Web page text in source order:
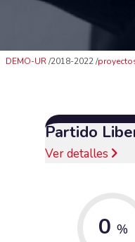
DEMO-UR 2018-2022
Partido
Ver detalles
0 %